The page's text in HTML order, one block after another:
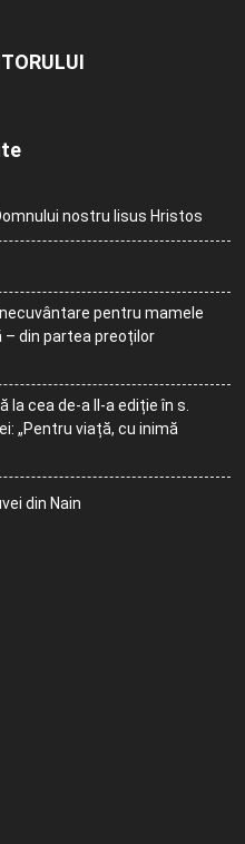
nostru Iisus Hristos
pentru mamele
din partea preoților
la cea de-a II-a ediție în s.
„Pentru viață, cu inimă
din Nain